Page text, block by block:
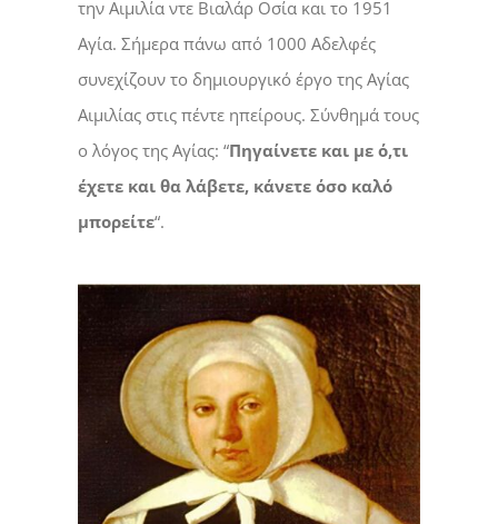
την Αιμιλία ντε Βιαλάρ Οσία και το 1951
Αγία. Σήμερα πάνω από 1000 Αδελφές
συνεχίζουν το δημιουργικό έργο της Αγίας
Αιμιλίας στις πέντε ηπείρους. Σύνθημά τους
ο λόγος της Αγίας: “Πηγαίνετε και με ό,τι
έχετε και θα λάβετε, κάνετε όσο καλό
μπορείτε“.